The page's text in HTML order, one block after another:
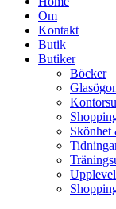
Om
Kontakt
Butik
Butiker
Böcker
Skönhet